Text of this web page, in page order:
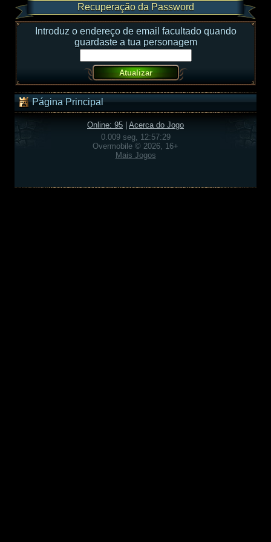
Recuperação da Password
Introduz o endereço de email facultado quando
guardaste a tua personagem
Página Principal
Online: 95
Acerca do Jogo
0.009 seg, 12:57:29
Overmobile © 2026, 16+
Mais Jogos